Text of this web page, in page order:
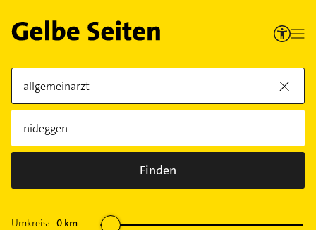
Finden
Umkreis: 0 km